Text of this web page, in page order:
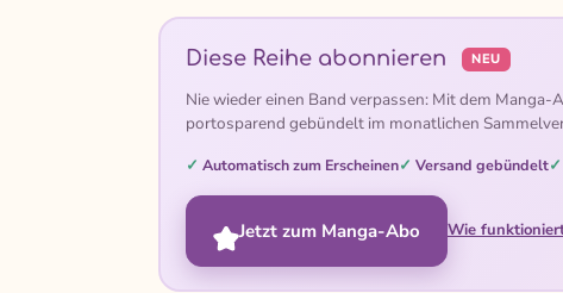
Diese Reihe abonnieren NEU
Nie wieder einen Band verpassen: Mit dem
portosparend gebündelt im monatlichen
Automatisch zum Erscheinen Versand gebündelt
Jetzt zum Manga-Abo Wie